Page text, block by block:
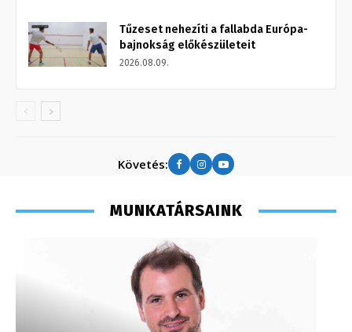
Tűzeset nehezíti a fallabda Európa-
bajnokság előkészületeit
2026.08.09.
Követés:
MUNKATÁRSAINK